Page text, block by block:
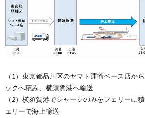
（1）東京都品川区のヤマト運輸ベース店か
ックへ積み、横須賀港へ輸送
（2）横須賀港でシャーシのみをフェリーに
ェリーで海上輸送